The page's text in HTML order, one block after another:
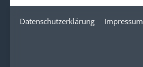
Datenschutzerklärung Impressum